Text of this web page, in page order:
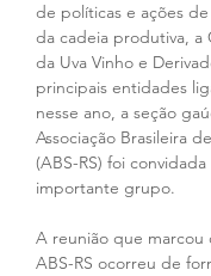
de políticas e ações
da cadeia produtiva, a
da Uva Vinho e
principais entidades
nesse ano, a seção
Associação Brasileira
(ABS-RS) foi
importante grupo.
A reunião que marcou
ABS-RS ocorreu de